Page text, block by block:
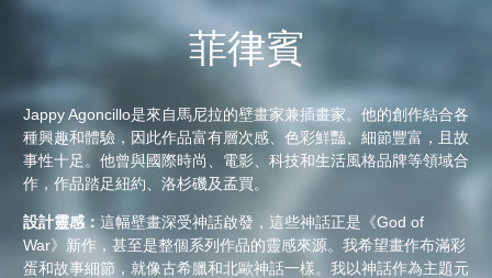
菲律賓
Jappy Agoncillo是來自馬尼拉的壁畫家兼插畫家。他的創作結合各
種興趣和體驗，因此作品富有層次感、色彩鮮豔、細節豐富，且故
事性十足。他曾與國際時尚、電影、科技和生活風格品牌等領域合
作，作品踏足紐約、洛杉磯及孟買。
設計靈感：這幅壁畫深受神話啟發，這些神話正是《God of
War》新作，甚至是整個系列作品的靈感來源。我希望畫作布滿彩
蛋和故事細節，就像古希臘和北歐神話一樣。我以神話作為主題元